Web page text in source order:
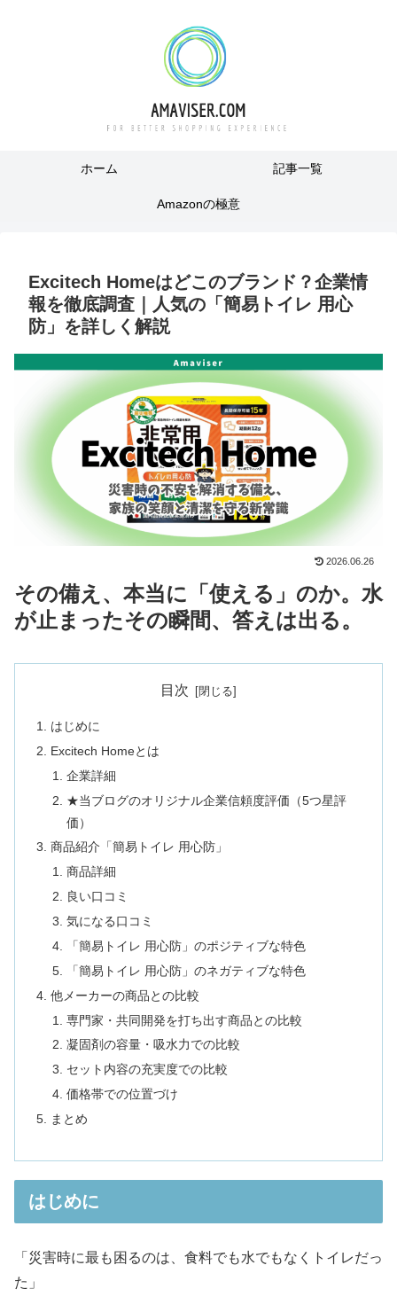
ホーム 記事一覧
Amazonの極意
Excitech Homeはどこのブランド？企業情
報を徹底調査｜人気の「簡易トイレ 用心
防」を詳しく解説
2026.06.26
その備え、本当に「使える」のか。水
が止まったその瞬間、答えは出る。
目次
はじめに
Excitech Homeとは
企業詳細
★当ブログのオリジナル企業信頼度評価（5つ星評
価）
商品紹介「簡易トイレ 用心防」
商品詳細
良い口コミ
気になる口コミ
「簡易トイレ 用心防」のポジティブな特色
「簡易トイレ 用心防」のネガティブな特色
他メーカーの商品との比較
専門家・共同開発を打ち出す商品との比較
凝固剤の容量・吸水力での比較
セット内容の充実度での比較
価格帯での位置づけ
まとめ
はじめに
「災害時に最も困るのは、食料でも水でもなくトイレだっ
た」